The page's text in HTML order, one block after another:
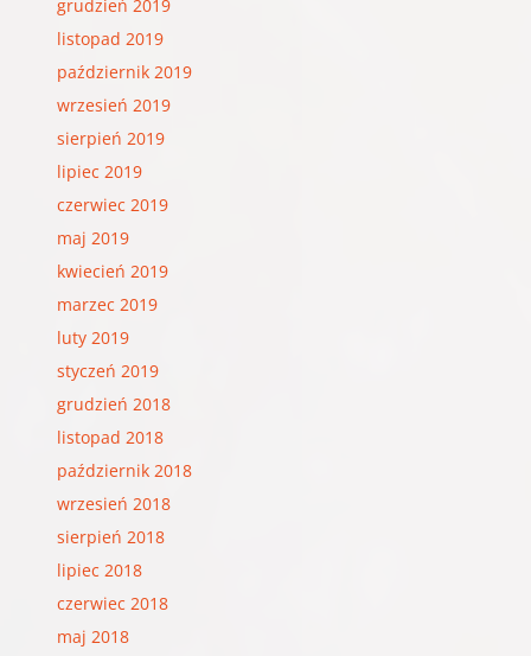
grudzień 2019
listopad 2019
październik 2019
wrzesień 2019
sierpień 2019
lipiec 2019
czerwiec 2019
maj 2019
kwiecień 2019
marzec 2019
luty 2019
styczeń 2019
grudzień 2018
listopad 2018
październik 2018
wrzesień 2018
sierpień 2018
lipiec 2018
czerwiec 2018
maj 2018